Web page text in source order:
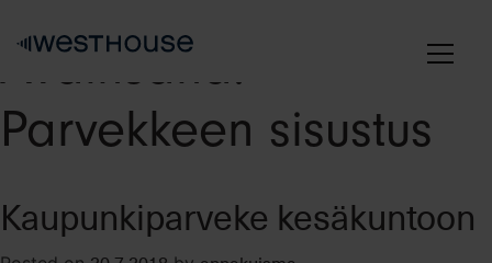
Avainsana:
Parvekkeen sisustus
Kaupunkiparveke kesäkuntoon